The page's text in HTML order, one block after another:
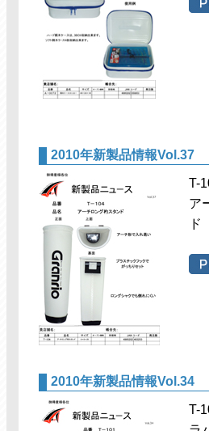
2010年新製品情報Vol.37
T-
ア
ド
2010年新製品情報Vol.34
T-